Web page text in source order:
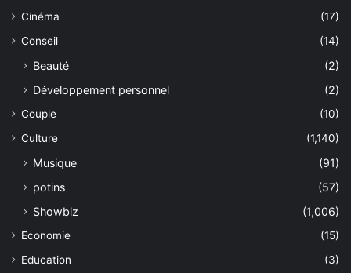
Cinéma
(17)
Conseil
(14)
Beauté
(2)
Développement personnel
(2)
Couple
(10)
Culture
(1,140)
Musique
(91)
potins
(57)
Showbiz
(1,006)
Economie
(15)
Education
(3)